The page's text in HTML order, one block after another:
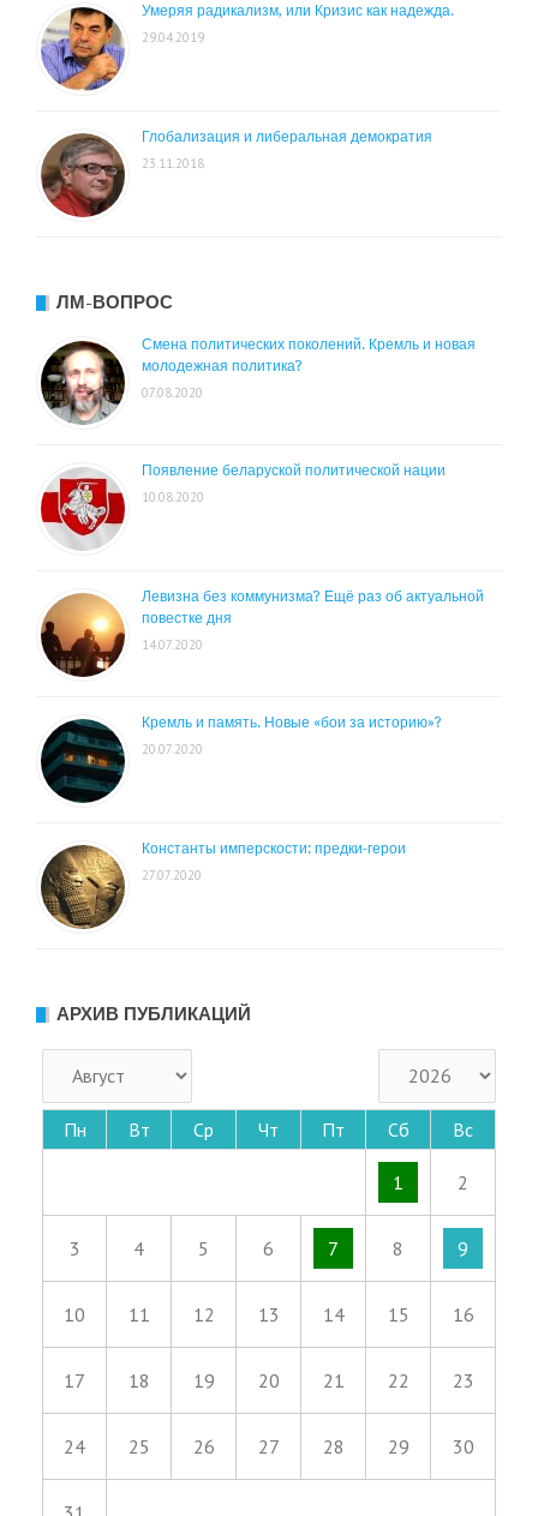
Умеряя радикализм, или Кризис как надежда.
29.04.2019
Глобализация и либеральная демократия
23.11.2018
ЛМ-ВОПРОС
Смена политических поколений. Кремль и новая
молодежная политика?
07.08.2020
Появление беларуской политической нации
10.08.2020
Левизна без коммунизма? Ещё раз об актуальной
повестке дня
14.07.2020
Кремль и память. Новые «бои за историю»?
20.07.2020
Константы имперскости: предки-герои
27.07.2020
АРХИВ ПУБЛИКАЦИЙ
Пн Вт Ср Чт Пт Сб Вс
1 2
3 4 5 6 7 8 9
10 11 12 13 14 15 16
17 18 19 20 21 22 23
24 25 26 27 28 29 30